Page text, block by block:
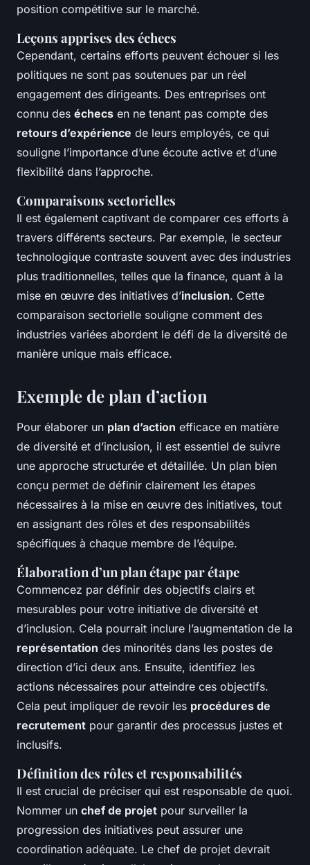
position compétitive sur le marché.
Leçons apprises des échecs
Cependant, certains efforts peuvent échouer si les
politiques ne sont pas soutenues par un réel
engagement des dirigeants. Des entreprises ont
connu des échecs en ne tenant pas compte des
retours d’expérience de leurs employés, ce qui
souligne l’importance d’une écoute active et d’une
flexibilité dans l’approche.
Comparaisons sectorielles
Il est également captivant de comparer ces efforts à
travers différents secteurs. Par exemple, le secteur
technologique contraste souvent avec des industries
plus traditionnelles, telles que la finance, quant à la
mise en œuvre des initiatives d’inclusion. Cette
comparaison sectorielle souligne comment des
industries variées abordent le défi de la diversité de
manière unique mais efficace.
Exemple de plan d’action
Pour élaborer un plan d’action efficace en matière
de diversité et d’inclusion, il est essentiel de suivre
une approche structurée et détaillée. Un plan bien
conçu permet de définir clairement les étapes
nécessaires à la mise en œuvre des initiatives, tout
en assignant des rôles et des responsabilités
spécifiques à chaque membre de l’équipe.
Élaboration d’un plan étape par étape
Commencez par définir des objectifs clairs et
mesurables pour votre initiative de diversité et
d’inclusion. Cela pourrait inclure l’augmentation de la
représentation des minorités dans les postes de
direction d’ici deux ans. Ensuite, identifiez les
actions nécessaires pour atteindre ces objectifs.
Cela peut impliquer de revoir les procédures de
recrutement pour garantir des processus justes et
inclusifs.
Définition des rôles et responsabilités
Il est crucial de préciser qui est responsable de quoi.
Nommer un chef de projet pour surveiller la
progression des initiatives peut assurer une
coordination adéquate. Le chef de projet devrait